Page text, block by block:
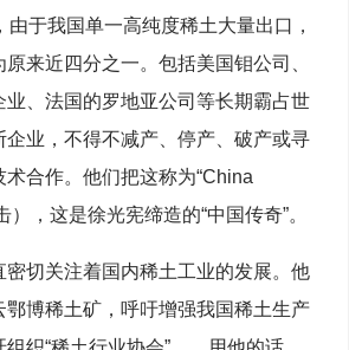
由于我国单一高纯度稀土大量出口，
来近四分之一。包括美国钼公司、
业、法国的罗地亚公司等长期霸占世
企业，不得不减产、停产、破产或寻
合作。他们把这称为“China
），这是徐光宪缔造的“中国传奇”。
密切关注着国内稀土工业的发展。他
鄂博稀土矿，呼吁增强我国稀土生产